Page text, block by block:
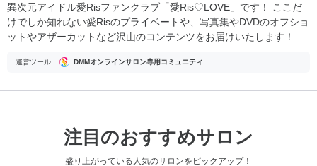
異次元アイドル愛Risファンクラブ「愛Ris♡LOVE」です！ ここだ
けでしか知れない愛Risのプライベートや、写真集やDVDのオフショ
ットやアザーカットなど沢山のコンテンツをお届けいたします！
運営ツール DMMオンラインサロン専用コミュニティ
注目のおすすめサロン
盛り上がっている人気のサロンをピックアップ！